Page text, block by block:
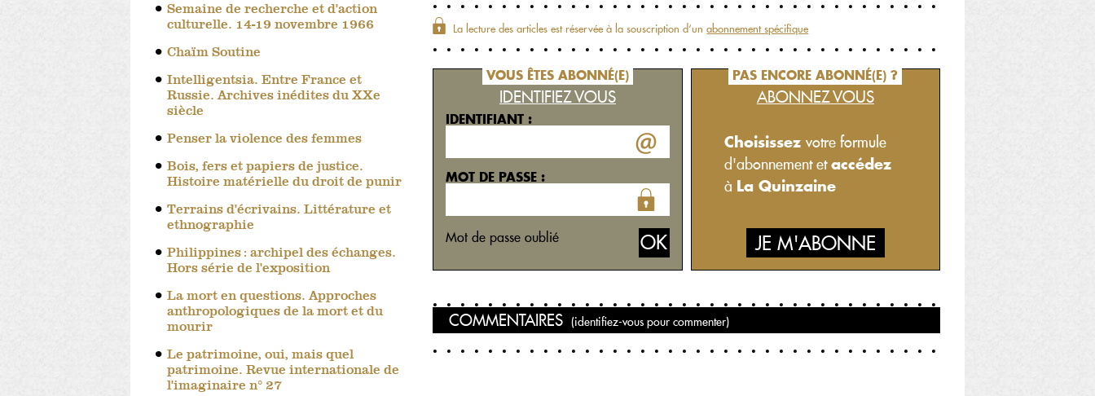
Semaine de recherche et d'action
culturelle. 14-19 novembre 1966
Chaïm Soutine
Intelligentsia. Entre France et
Russie. Archives inédites du XXe
siècle
Penser la violence des femmes
Bois, fers et papiers de justice.
Histoire matérielle du droit de punir
Terrains d'écrivains. Littérature et
ethnographie
Philippines : archipel des échanges.
Hors série de l'exposition
La mort en questions. Approches
anthropologiques de la mort et du
mourir
Le patrimoine, oui, mais quel
patrimoine. Revue internationale de
l'imaginaire n° 27
La lecture des articles est réservée à la souscription d‘unabonnement spécifique
VOUS ÊTES ABONNÉ(E)
IDENTIFIEZ VOUS
IDENTIFIANT :
MOT DE PASSE :
Mot de passe oublié
PAS ENCORE ABONNÉ(E) ?
ABONNEZ VOUS
Choisissez votre formule
d'abonnement etaccédez
à La Quinzaine
JE M'ABONNE
COMMENTAIRES(identifiez-vous pour commenter)